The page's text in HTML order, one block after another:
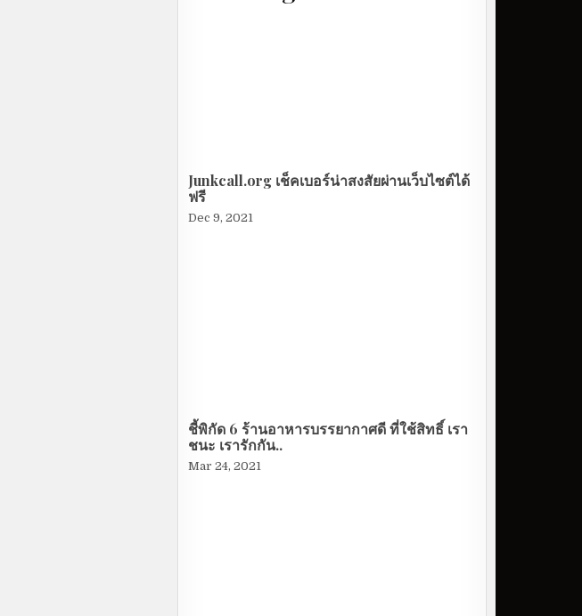
Junkcall.org เช็คเบอร์น่าสงสัยผ่านเว็บไซต์ได้
ฟรี
Dec 9, 2021
ชี้พิกัด 6 ร้านอาหารบรรยากาศดี ที่ใช้สิทธิ์ เรา
ชนะ เรารักกัน..
Mar 24, 2021